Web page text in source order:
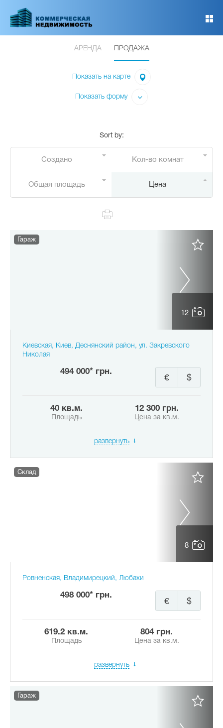
основному
АРЕНДА ПРОДАЖА
Показать на карте
Показать форму
Sort by:
Создано Кол-во комнат
Общая площадь Цена
12
Гараж
Киевская, Киев, Деснянский район, ул. Закревского
Николая
494 000* грн.
$
€
40 кв.м.
Площадь
12 300 грн.
Цена за кв.м.
развернуть
8
Склад
Ровненская, Владимирецкий, Любахи
498 000* грн.
$
€
619.2 кв.м.
Площадь
804 грн.
Цена за кв.м.
развернуть
Гараж